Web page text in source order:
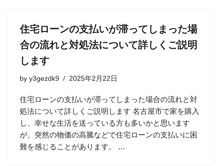
住宅ローンの支払いが滞ってしまった場
合の流れと対処法について詳しくご説明
します
by y3gezdk9 2025年2月22日
住宅ローンの支払いが滞ってしまった場合の流れと対
処法について詳しくご説明します 名古屋市で家を購入
し、幸せな生活を送っている方も多いかと思います
が、突然の物価の高騰などで住宅ローンの支払いに困
難を感じることがあります。 …